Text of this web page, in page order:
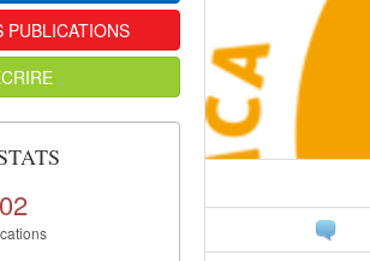
PUBLICATIONS